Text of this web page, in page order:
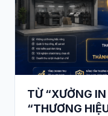
TỪ “XƯỞNG
“THƯƠNG